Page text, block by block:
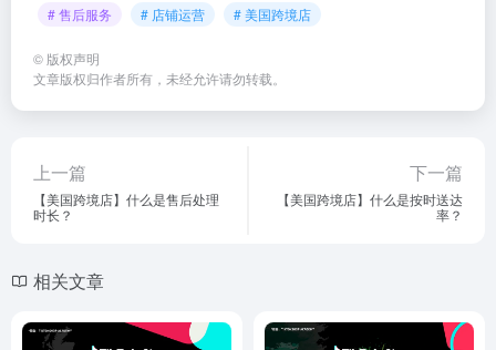
# 售后服务
# 店铺运营 # 美国跨境店
© 版权声明
文章版权归作者所有，未经允许请勿转载。
上一篇
【美国跨境店】什么是售后处理
时长？
下一篇
【美国跨境店】什么是按时送达
率？
相关文章